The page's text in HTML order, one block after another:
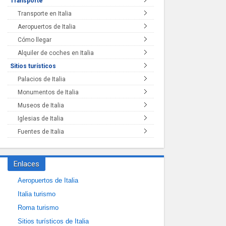
Transporte en Italia
Aeropuertos de Italia
Cómo llegar
Alquiler de coches en Italia
Sitios turísticos
Palacios de Italia
Monumentos de Italia
Museos de Italia
Iglesias de Italia
Fuentes de Italia
Enlaces
Aeropuertos de Italia
Italia turismo
Roma turismo
Sitios turísticos de Italia